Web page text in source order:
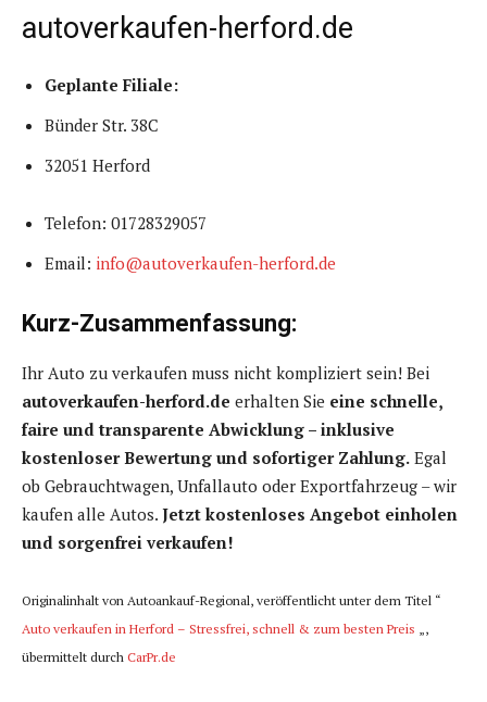
autoverkaufen-herford.de
Geplante Filiale:
Bünder Str. 38C
32051 Herford
Telefon: 01728329057
Email: info@autoverkaufen-herford.de
Kurz-Zusammenfassung:
Ihr Auto zu verkaufen muss nicht kompliziert sein! Bei
autoverkaufen-herford.de erhalten Sie eine schnelle,
faire und transparente Abwicklung – inklusive
kostenloser Bewertung und sofortiger Zahlung. Egal
ob Gebrauchtwagen, Unfallauto oder Exportfahrzeug – wir
kaufen alle Autos. Jetzt kostenloses Angebot einholen
und sorgenfrei verkaufen!
Originalinhalt von Autoankauf-Regional, veröffentlicht unter dem Titel “
Auto verkaufen in Herford – Stressfrei, schnell & zum besten Preis „,
übermittelt durch CarPr.de